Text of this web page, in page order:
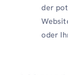
der
oder